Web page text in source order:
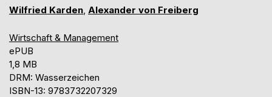
Wilfried Karden Alexander von Freiberg
Wirtschaft & Management
ePUB
1,8 MB
DRM: Wasserzeichen
ISBN-13: 9783732207329